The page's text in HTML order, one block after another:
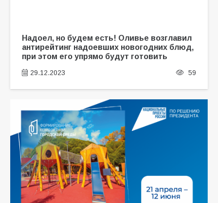
Надоел, но будем есть! Оливье возглавил
антирейтинг надоевших новогодних блюд,
при этом его упрямо будут готовить
29.12.2023 59